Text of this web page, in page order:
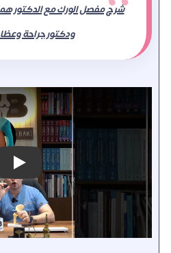
شرح مفصل الورك مع الدكتور
ودكتور جراحة
Play